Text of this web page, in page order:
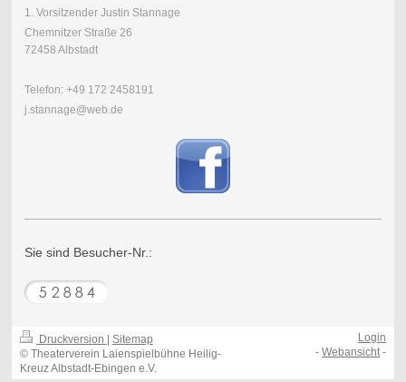
1. Vorsitzender Justin Stannage
Chemnitzer Straße 26
72458 Albstadt
Telefon: +49 172 2458191
j.stannage@web.de
Sie sind Besucher-Nr.:
Druckversion
Sitemap
© Theaterverein Laienspielbühne Heilig-
Kreuz Albstadt-Ebingen e.V.
Login
-Webansicht-